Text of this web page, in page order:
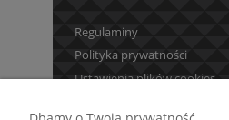
Regulaminy
Polityka prywatności
Ustawienia plików cookies